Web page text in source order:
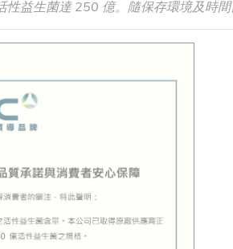
性益生菌達 250 億。隨保存環境及時